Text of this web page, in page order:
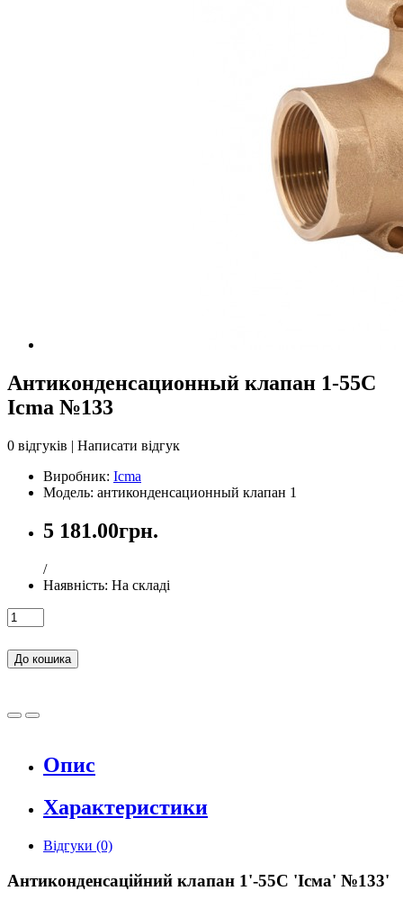
Антиконденсационный клапан 1-55C
Icma №133
0 відгуків | Написати відгук
Виробник: Icma
Модель: антиконденсационный клапан 1
5 181.00грн.
/
Наявність: На складі
До кошика
Опис
Характеристики
Відгуки (0)
Антиконденсаційний клапан 1'-55C 'Ісма' №133'